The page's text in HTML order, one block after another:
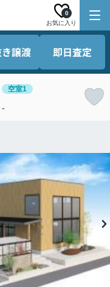
お気に入り
0
譲渡 即日査定
空室1
-